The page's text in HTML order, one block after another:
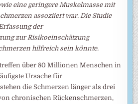
eine geringere Muskelmasse mit
assoziiert war. Die Studie
der
zur Risikoeinschätzung
hilfreich sein könnte.
über 80 Millionen Menschen in
Ursache für
die Schmerzen länger als drei
chronischen Rückenschmerzen,